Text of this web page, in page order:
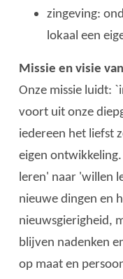
zingeving:
lokaal een
Missie en visie
Onze missie luidt:
voort uit onze
iedereen het liefst
eigen
leren' naar 'willen
nieuwe dingen en
nieuwsgierigheid,
blijven nadenken
op maat en